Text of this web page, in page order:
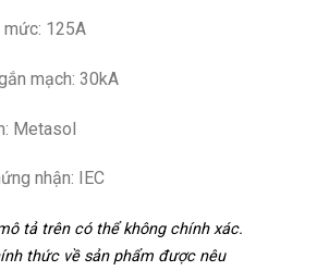
125A
mạch: 30kA
Metasol
nhận: IEC
tả trên có thể không chính xác.
thức về sản phẩm được nêu